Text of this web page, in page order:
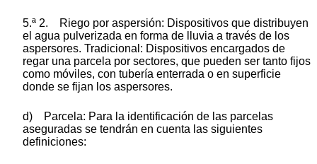
5.ª 2. Riego por aspersión: Dispositivos que distribuyen
el agua pulverizada en forma de lluvia a través de los
aspersores. Tradicional: Dispositivos encargados de
regar una parcela por sectores, que pueden ser tanto fijos
como móviles, con tubería enterrada o en superficie
donde se fijan los aspersores.
d) Parcela: Para la identificación de las parcelas
aseguradas se tendrán en cuenta las siguientes
definiciones: